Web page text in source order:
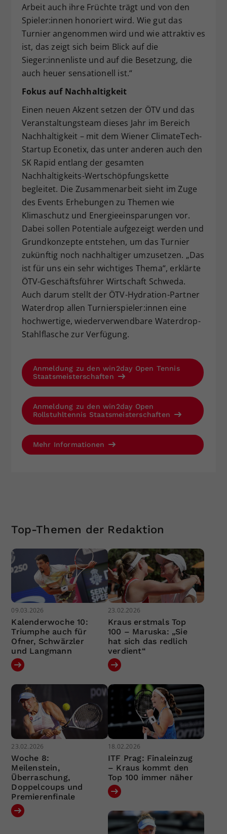
Arbeit auch ihre Früchte trägt und von den
Spieler:innen honoriert wird. Wie gut das
Turnier angenommen wird und wie attraktiv es
ist, das zeigt sich beim Blick auf die
Sieger:innenliste und auf die Besetzung, die
auch heuer sensationell ist.“
Fokus auf Nachhaltigkeit
Einen neuen Akzent setzen der ÖTV und das
Veranstaltungsteam dieses Jahr im Bereich
Nachhaltigkeit – mit dem Wiener ClimateTech-
Startup Econetix, das unter anderen auch den
SK Rapid entlang der gesamten
Nachhaltigkeits-Wertschöpfungskette
begleitet. Die Zusammenarbeit sieht im Zuge
des Events Erhebungen zu Themen wie
Klimaschutz und Energieeinsparungen vor.
Dabei sollen Potentiale aufgezeigt werden und
Grundkonzepte entstehen, um das Turnier
zukünftig noch nachhaltiger umzusetzen. „Das
ist für uns ein sehr wichtiges Thema“, erklärte
ÖTV-Geschäftsführer Wirtschaft Schweda.
Auch darum stellt der ÖTV-Hydration-Partner
Waterdrop allen Turnierspieler:innen eine
hochwertige, wiederverwendbare Waterdrop-
Stahlflasche zur Verfügung.
Anmeldung zu den win2day Open Tennis
Staatsmeisterschaften
Anmeldung zu den win2day Open
Rollstuhltennis Staatsmeisterschaften
Mehr Informationen
Top-Themen der Redaktion
09.03.2026
Kalenderwoche 10:
Triumphe auch für
Ofner, Schwärzler
und Langmann
23.02.2026
Kraus erstmals Top
100 – Maruska: „Sie
hat sich das redlich
verdient“
23.02.2026
Woche 8:
Meilenstein,
Überraschung,
Doppelcoups und
Premierenfinale
18.02.2026
ITF Prag: Finaleinzug
– Kraus kommt den
Top 100 immer näher